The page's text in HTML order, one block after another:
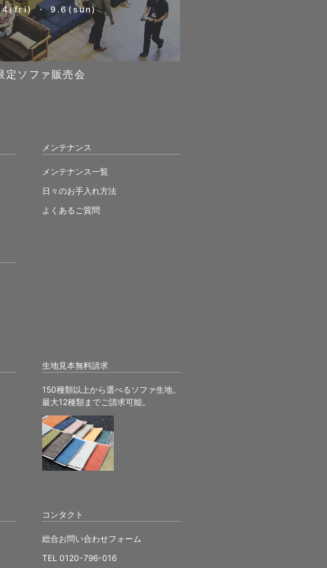
生地見本無料請求
150種類以上から選べるソファ生地。
最大12種類までご請求可能。
・ 9.6(sun)
定ソファ販売会
メンテナンス
メンテナンス一覧
日々のお手入れ方法
よくあるご質問
コンタクト
総合お問い合わせフォーム
TEL 0120-796-016